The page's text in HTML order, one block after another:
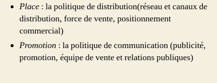
Place : la politique de distribution(réseau et canaux de
distribution, force de vente, positionnement
commercial)
Promotion : la politique de communication (publicité,
promotion, équipe de vente et relations publiques)